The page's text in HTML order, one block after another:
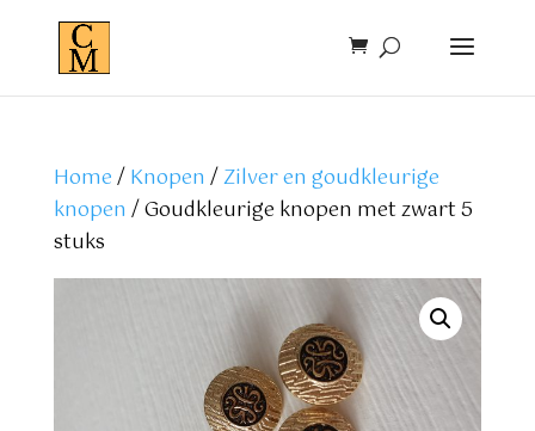
Home/Knopen /Zilver en goudkleurige
knopen / Goudkleurige knopen met zwart 5
stuks